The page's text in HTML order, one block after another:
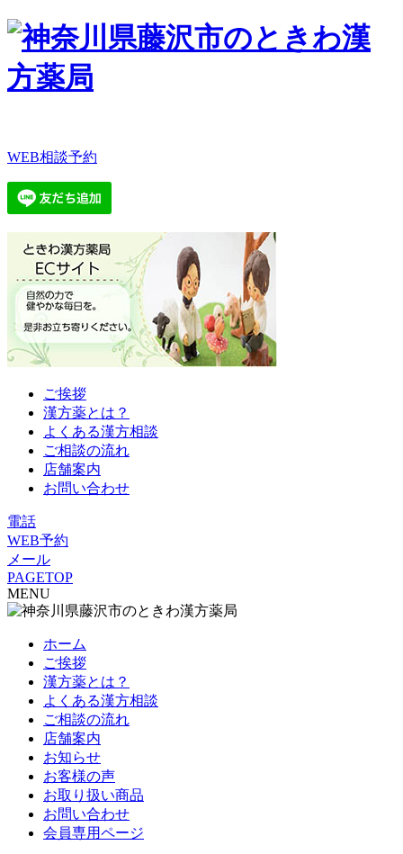
WEB相談予約
ご挨拶
漢方薬とは？
よくある漢方相談
ご相談の流れ
店舗案内
お問い合わせ
電話
WEB予約
メール
PAGETOP
MENU
ホーム
ご挨拶
漢方薬とは？
よくある漢方相談
ご相談の流れ
店舗案内
お知らせ
お客様の声
お取り扱い商品
お問い合わせ
会員専用ページ